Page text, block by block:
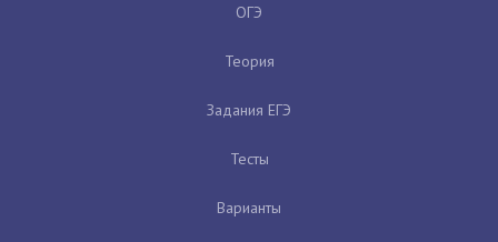
ОГЭ
Теория
Задания ЕГЭ
Тесты
Варианты